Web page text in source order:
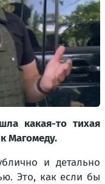
какая-то тихая
Магомеду.
и детально
Это, как если бы